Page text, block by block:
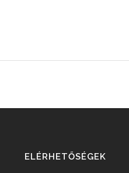
ELÉRHETŐSÉGEK